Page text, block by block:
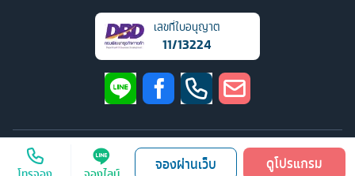
ดูโปรแกรม
จองผ่านเว็บ
เลขที่ใบอนุญาต
11/13224
2026บริษัท ทัวร์ครับ แทรเวล จำกัด สงวนลิขสิทธิ์